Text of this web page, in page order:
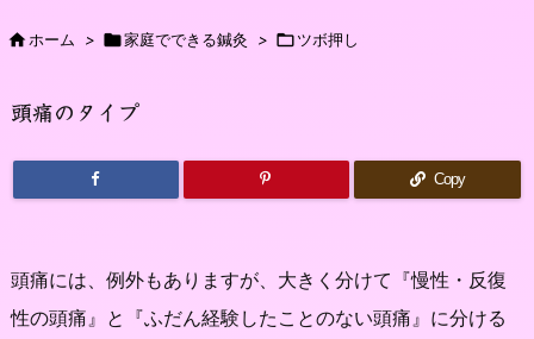
ホーム > 家庭でできる鍼灸 > ツボ押し
頭痛のタイプ
Copy
頭痛には、例外もありますが、大きく分けて『慢性・反復
性の頭痛』と『ふだん経験したことのない頭痛』に分ける